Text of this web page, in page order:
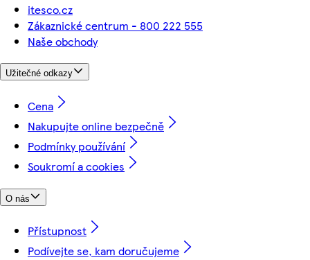
itesco.cz
Zákaznické centrum - 800 222 555
Naše obchody
Užitečné odkazy
Cena
Nakupujte online bezpečně
Podmínky používání
Soukromí a cookies
O nás
Přístupnost
Podívejte se, kam doručujeme